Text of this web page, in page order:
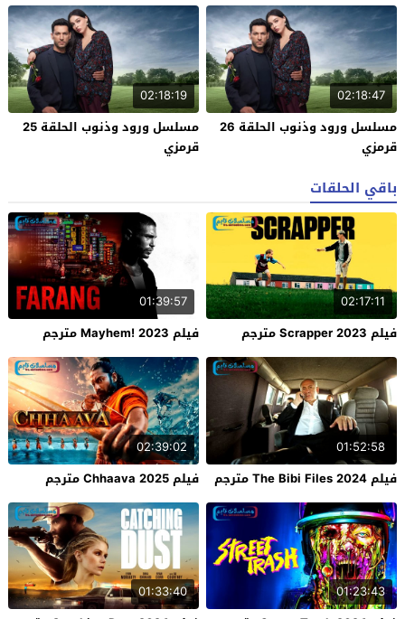
02:18:47
مسلسل ورود وذنوب الحلقة 26
قرمزي
02:18:19
مسلسل ورود وذنوب الحلقة 25
قرمزي
باقي الحلقات
02:17:11
فيلم Scrapper 2023 مترجم
01:39:57
فيلم Mayhem! 2023 مترجم
01:52:58
فيلم The Bibi Files 2024 مترجم
02:39:02
فيلم Chhaava 2025 مترجم
01:23:43
01:33:40